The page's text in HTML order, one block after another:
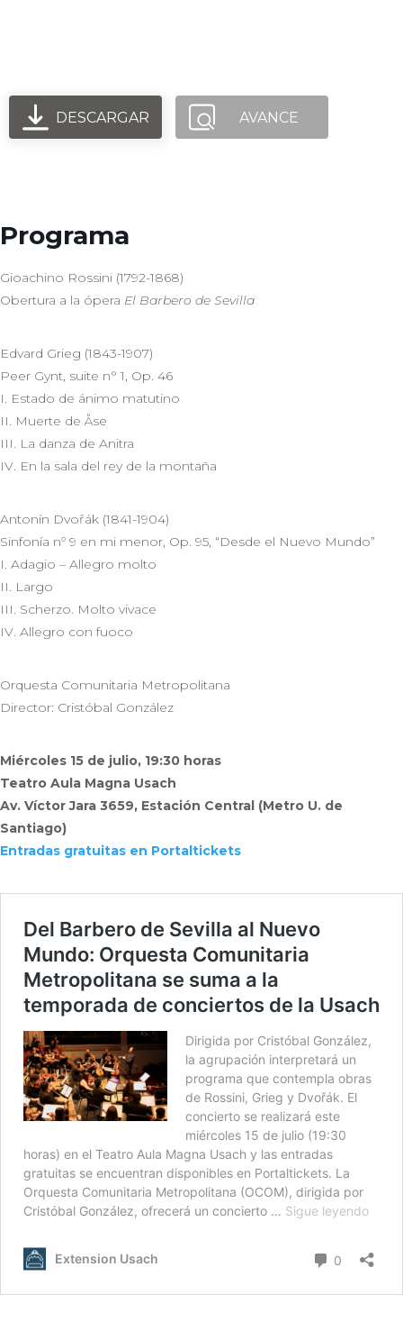
DESCARGAR AVANCE
Programa
Gioachino Rossini (1792-1868)
Obertura a la ópera El Barbero de Sevilla
Edvard Grieg (1843-1907)
Peer Gynt, suite n° 1, Op. 46
I. Estado de ánimo matutino
II. Muerte de Åse
III. La danza de Anitra
IV. En la sala del rey de la montaña
Antonín Dvořák (1841-1904)
Sinfonía nº 9 en mi menor, Op. 95, “Desde el Nuevo Mundo”
I. Adagio – Allegro molto
II. Largo
III. Scherzo. Molto vivace
IV. Allegro con fuoco
Orquesta Comunitaria Metropolitana
Director: Cristóbal González
Miércoles 15 de julio, 19:30 horas
Teatro Aula Magna Usach
Av. Víctor Jara 3659, Estación Central (Metro U. de
Santiago)
Entradas gratuitas en Portaltickets